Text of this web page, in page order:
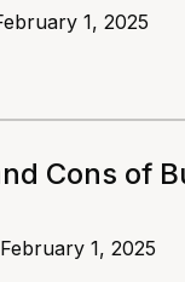
1, 2025
Cons of
February 1, 2025